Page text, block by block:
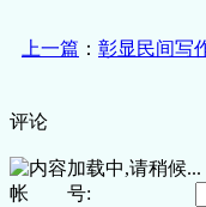
上一篇 ： 彰显民间写
评论
帐 号: